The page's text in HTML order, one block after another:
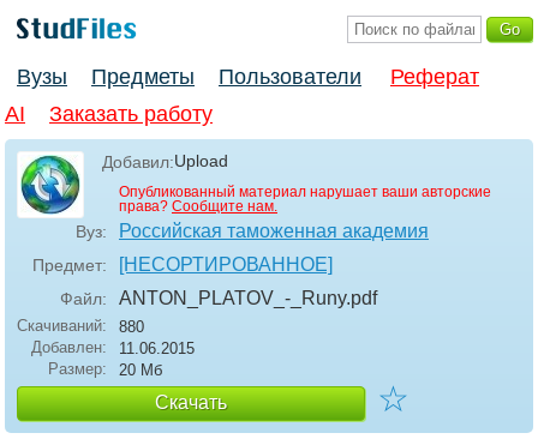
Вузы Предметы Пользователи
Реферат
AI
Заказать работу
Добавил:Upload
Опубликованный материал нарушает ваши авторские
права? Сообщите нам.
Вуз: Российская таможенная академия
Предмет: [НЕСОРТИРОВАННОЕ]
Файл: ANTON_PLATOV_-_Runy.pdf
Скачиваний:
880
Добавлен:
11.06.2015
Размер:
20 Мб
Скачать ☆